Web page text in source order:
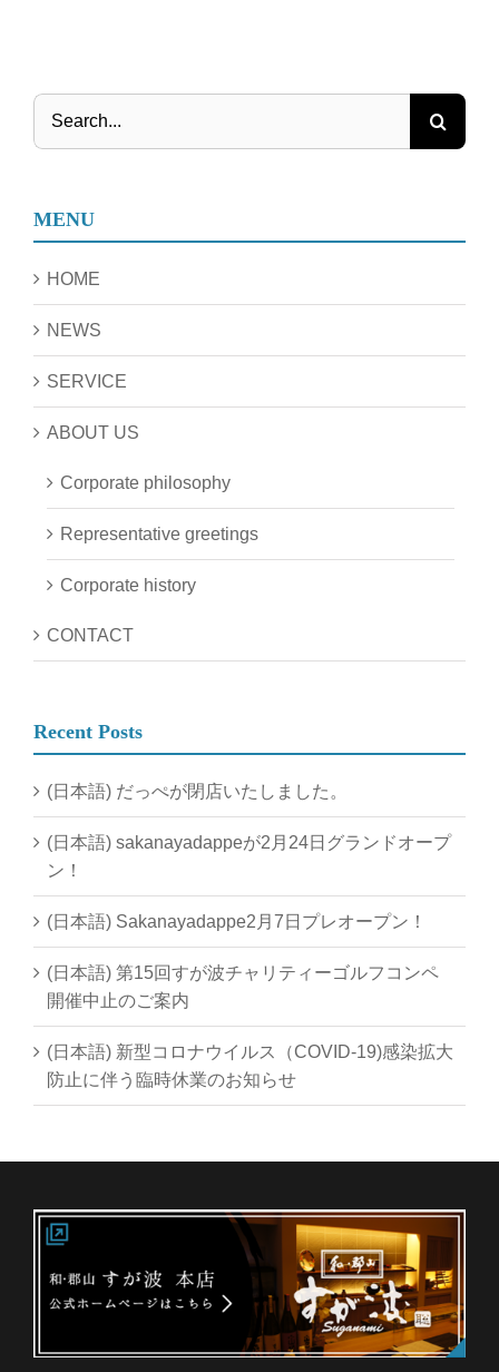
Search
MENU
HOME
NEWS
SERVICE
ABOUT US
Corporate philosophy
Representative greetings
Corporate history
CONTACT
Recent Posts
(日本語) だっぺが閉店いたしました。
(日本語) sakanayadappeが2月24日グランドオープ
ン！
(日本語) Sakanayadappe2月7日プレオープン！
(日本語) 第15回すが波チャリティーゴルフコンペ
開催中止のご案内
(日本語) 新型コロナウイルス（COVID-19)感染拡大
防止に伴う臨時休業のお知らせ